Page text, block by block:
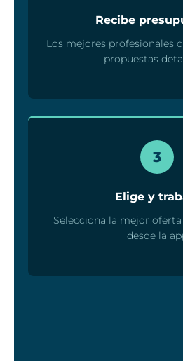
Recibe
Los mejores profesionales
propuestas
3
Elige y
Selecciona la mejor
desde la